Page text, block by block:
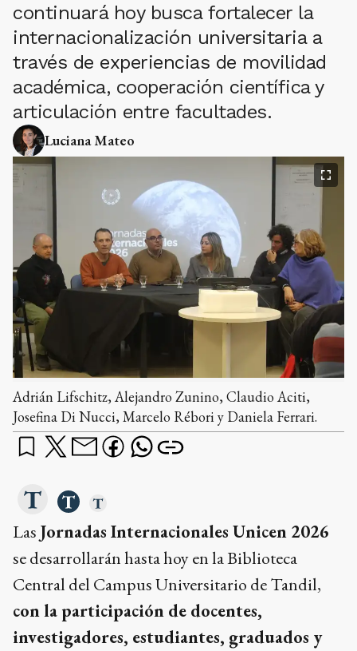
continuará hoy busca fortalecer la
internacionalización universitaria a
través de experiencias de movilidad
académica, cooperación científica y
articulación entre facultades.
Luciana Mateo
Adrián Lifschitz, Alejandro Zunino, Claudio Aciti,
Josefina Di Nucci, Marcelo Rébori y Daniela Ferrari.
Las Jornadas Internacionales Unicen 2026
se desarrollarán hasta hoy en la Biblioteca
Central del Campus Universitario de Tandil,
con la participación de docentes,
investigadores, estudiantes, graduados y